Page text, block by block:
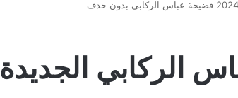
عباس الركابي الجديدة